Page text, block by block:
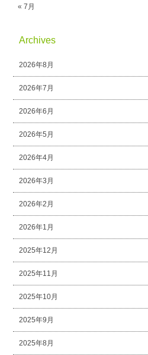
« 7月
Archives
2026年8月
2026年7月
2026年6月
2026年5月
2026年4月
2026年3月
2026年2月
2026年1月
2025年12月
2025年11月
2025年10月
2025年9月
2025年8月